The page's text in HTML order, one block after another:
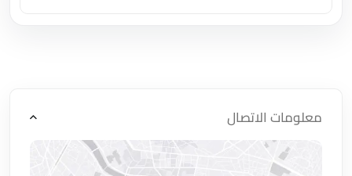
معلومات الاتصال